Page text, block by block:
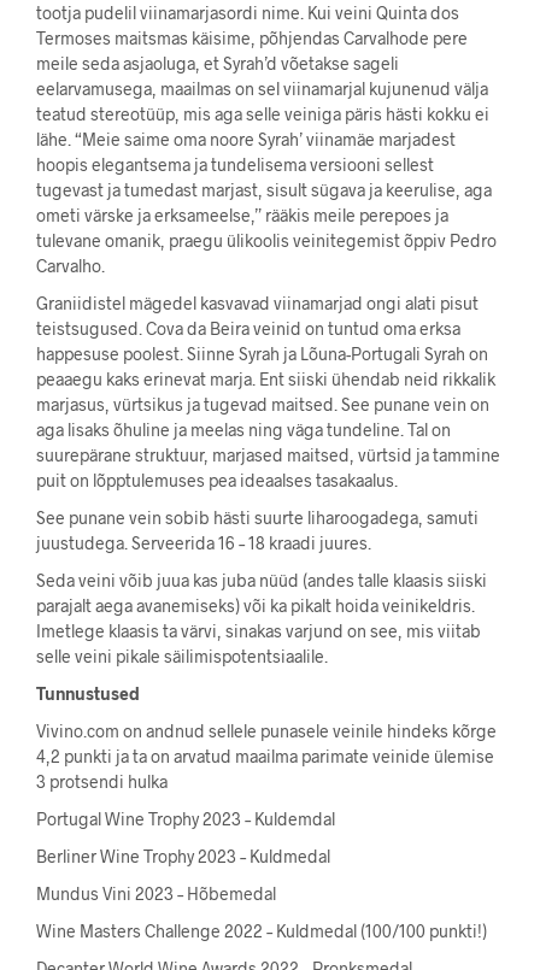
tootja pudelil viinamarjasordi nime. Kui veini Quinta dos
Termoses maitsmas käisime, põhjendas Carvalhode pere
meile seda asjaoluga, et Syrah’d võetakse sageli
eelarvamusega, maailmas on sel viinamarjal kujunenud välja
teatud stereotüüp, mis aga selle veiniga päris hästi kokku ei
lähe. “Meie saime oma noore Syrah’ viinamäe marjadest
hoopis elegantsema ja tundelisema versiooni sellest
tugevast ja tumedast marjast, sisult sügava ja keerulise, aga
ometi värske ja erksameelse,” rääkis meile perepoes ja
tulevane omanik, praegu ülikoolis veinitegemist õppiv Pedro
Carvalho.
Graniidistel mägedel kasvavad viinamarjad ongi alati pisut
teistsugused. Cova da Beira veinid on tuntud oma erksa
happesuse poolest. Siinne Syrah ja Lõuna-Portugali Syrah on
peaaegu kaks erinevat marja. Ent siiski ühendab neid rikkalik
marjasus, vürtsikus ja tugevad maitsed. See punane vein on
aga lisaks õhuline ja meelas ning väga tundeline. Tal on
suurepärane struktuur, marjased maitsed, vürtsid ja tammine
puit on lõpptulemuses pea ideaalses tasakaalus.
See punane vein sobib hästi suurte liharoogadega, samuti
juustudega. Serveerida 16 – 18 kraadi juures.
Seda veini võib juua kas juba nüüd (andes talle klaasis siiski
parajalt aega avanemiseks) või ka pikalt hoida veinikeldris.
Imetlege klaasis ta värvi, sinakas varjund on see, mis viitab
selle veini pikale säilimispotentsiaalile.
Tunnustused
Vivino.com on andnud sellele punasele veinile hindeks kõrge
4,2 punkti ja ta on arvatud maailma parimate veinide ülemise
3 protsendi hulka
Portugal Wine Trophy 2023 – Kuldemdal
Berliner Wine Trophy 2023 – Kuldmedal
Mundus Vini 2023 – Hõbemedal
Wine Masters Challenge 2022 – Kuldmedal (100/100 punkti!)